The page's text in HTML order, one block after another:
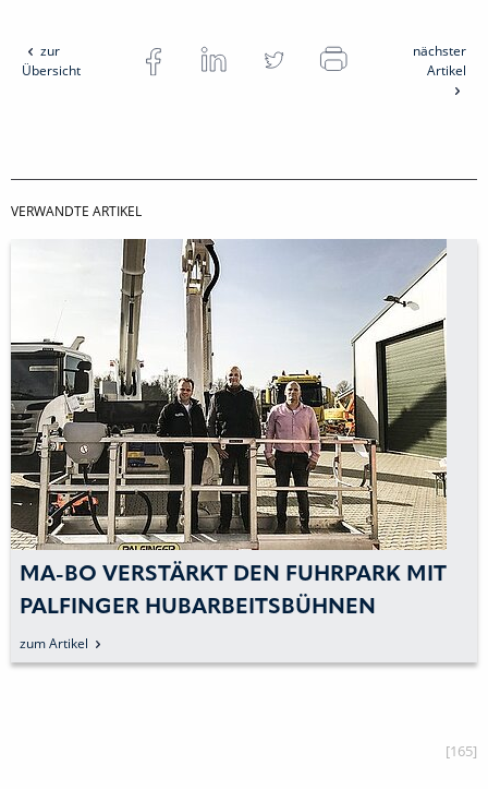
zur
Übersicht
nächster
Artikel
VERWANDTE ARTIKEL
MA-BO VERSTÄRKT DEN FUHRPARK MIT
PALFINGER HUBARBEITSBÜHNEN
zum Artikel
[165]